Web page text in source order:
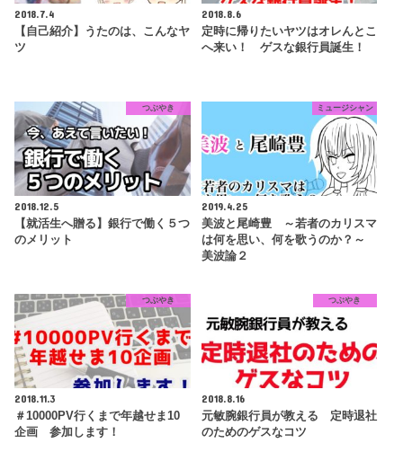
2018.7.4
【自己紹介】うたのは、こんなヤ
ツ
2018.8.6
定時に帰りたいヤツはオレんとこ
へ来い！ ゲスな銀行員誕生！
つぶやき
2018.12.5
【就活生へ贈る】銀行で働く５つ
のメリット
ミュージシャン
2019.4.25
美波と尾崎豊 ～若者のカリスマ
は何を思い、何を歌うのか？～
美波論２
つぶやき
2018.11.3
＃10000PV行くまで年越せま10
企画 参加します！
つぶやき
2018.8.16
元敏腕銀行員が教える 定時退社
のためのゲスなコツ